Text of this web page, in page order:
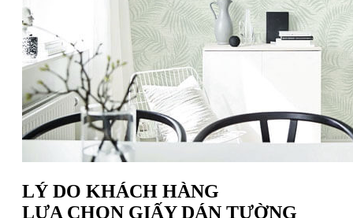
LÝ DO KHÁCH HÀNG
LỰA CHỌN GIẤY DÁN TƯỜNG